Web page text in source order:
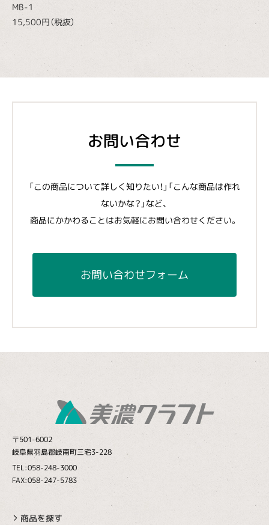
MB-1
15,500円（税抜）
お問い合わせ
「この商品について詳しく知りたい！」「こんな商品は作れ
ないかな？」など、
商品にかかわることはお気軽にお問い合わせください。
お問い合わせフォーム
〒501-6002
岐阜県羽島郡岐南町三宅3-228
TEL:058-248-3000
FAX:058-247-5783
商品を探す